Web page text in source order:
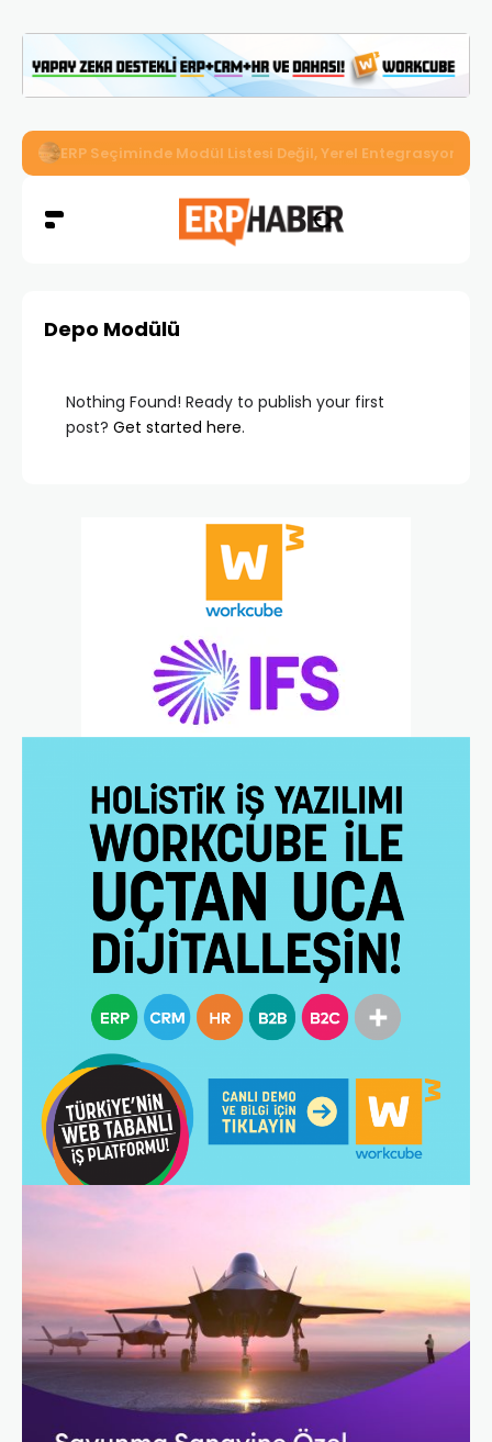
İkizler Aydınlatma, Workcube ERP ile Üretim, Satış ve
Depo Modülü
Nothing Found! Ready to publish your first
post? Get started here.